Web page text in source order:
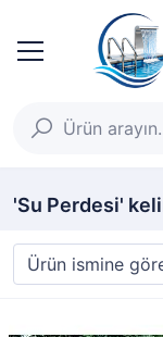
'Su Perdesi'